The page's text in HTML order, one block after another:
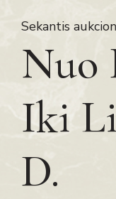
Sekantis
Nuo
Iki
D.